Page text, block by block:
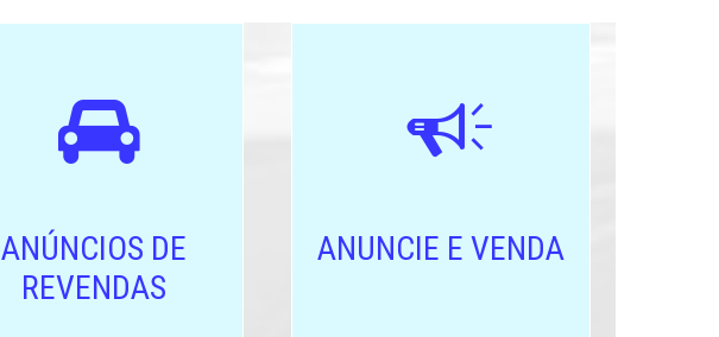
ANÚNCIOS DE
REVENDAS
ANUNCIE E VENDA